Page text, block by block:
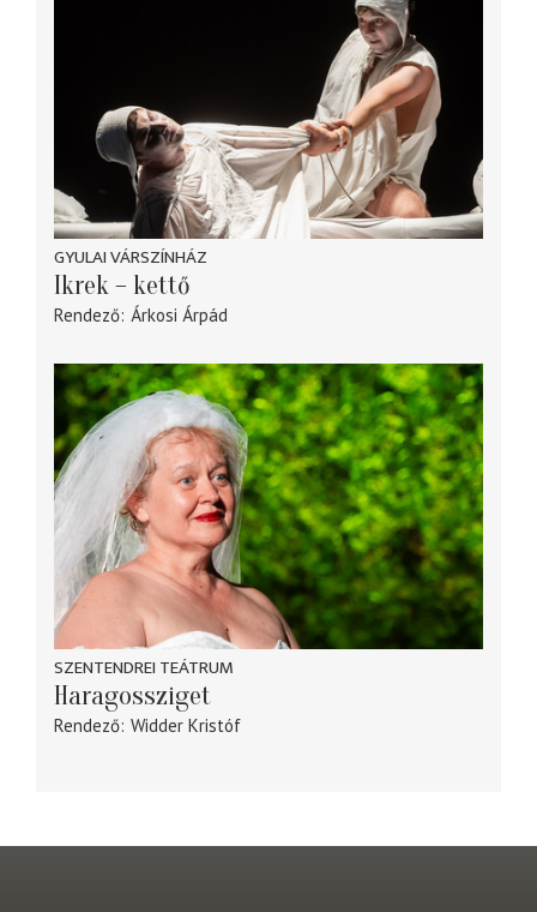
GYULAI VÁRSZÍNHÁZ
Ikrek – kettő
Rendező Árkosi Árpád
SZENTENDREI TEÁTRUM
Haragossziget
Rendező Widder Kristóf